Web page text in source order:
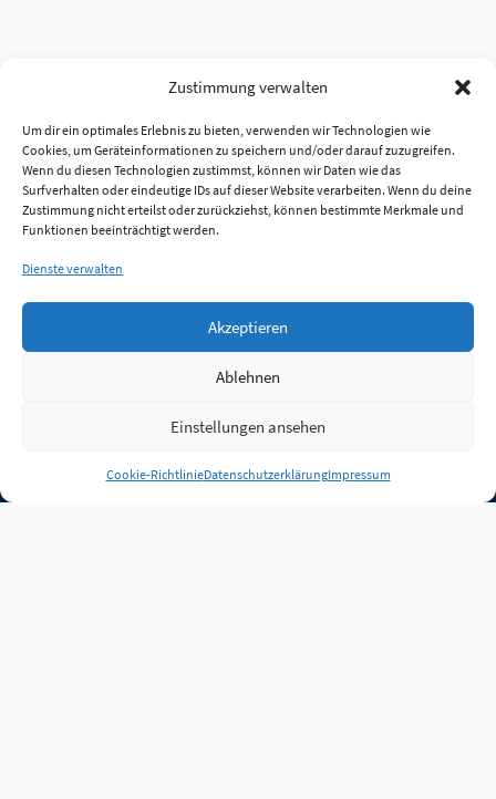
Zustimmung verwalten
Um dir ein optimales Erlebnis zu bieten, verwenden wir Technologien wie
Cookies, um Geräteinformationen zu speichern und/oder darauf zuzugreifen.
Wenn du diesen Technologien zustimmst, können wir Daten wie das
Surfverhalten oder eindeutige IDs auf dieser Website verarbeiten. Wenn du deine
Zustimmung nicht erteilst oder zurückziehst, können bestimmte Merkmale und
Funktionen beeinträchtigt werden.
Dienste verwalten
Akzeptieren
Ablehnen
Einstellungen ansehen
Cookie-RichtlinieDatenschutzerklärungImpressum
Anmelden
Jobs Partner FAQ Quellen